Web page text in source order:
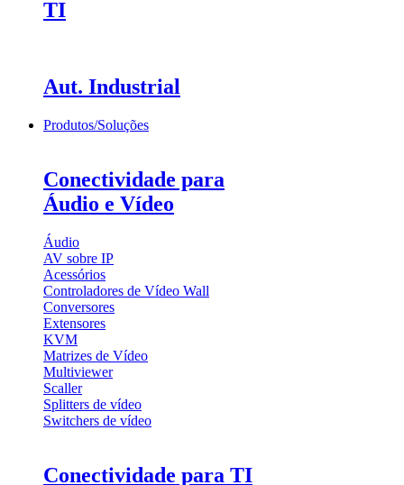
TI
Aut. Industrial
Produtos/Soluções
Conectividade para
Áudio e Vídeo
Áudio
AV sobre IP
Acessórios
Controladores de Vídeo Wall
Conversores
Extensores
KVM
Matrizes de Vídeo
Multiviewer
Scaller
Splitters de vídeo
Switchers de vídeo
Conectividade para TI